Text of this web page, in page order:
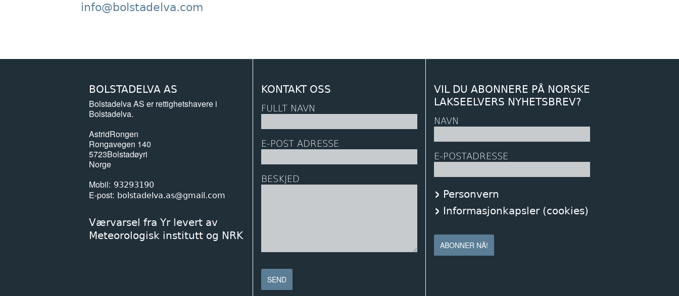
info@bolstadelva.com
BOLSTADELVA AS
Bolstadelva AS er rettighetshavere i
Bolstadelva.
AstridRongen
Rongavegen 140
5723Bolstadøyri
Norge
Mobil
93293190
E-post bolstadelva.as@gmail.com
Værvarsel fra Yr levert av
Meteorologisk institutt og NRK
KONTAKT OSS
FULLT NAVN
E-POST ADRESSE
BESKJED
VIL DU ABONNERE PÅ NORSKE
LAKSEELVERS NYHETSBREV?
NAVN
E-POSTADRESSE
Personvern
Informasjonkapsler (cookies)